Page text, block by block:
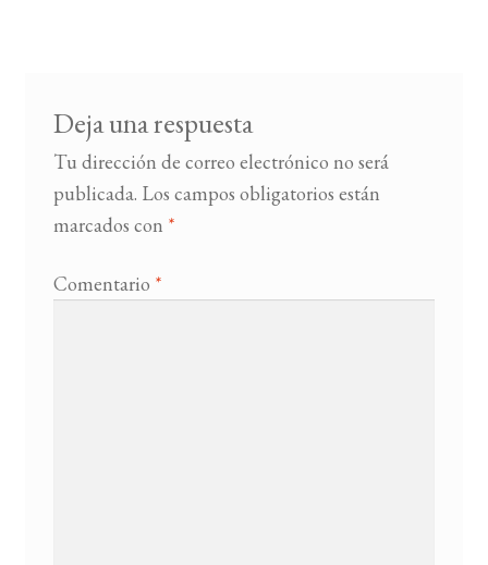
Deja una respuesta
Tu dirección de correo electrónico no será
publicada. Los campos obligatorios están
marcados con *
Comentario *